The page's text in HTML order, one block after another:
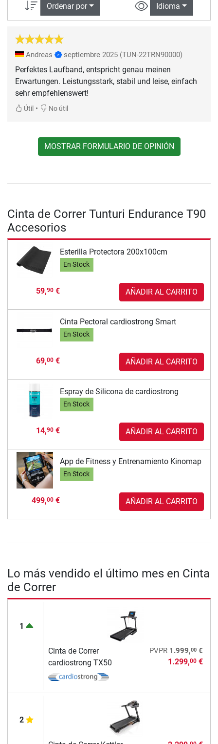
Ordenar por Idioma
Andreas septiembre 2025 (TUN-22TRN90000)
Perfektes Laufband, entspricht genau meinen
Erwartungen. Leistungsstark, stabil und leise, einfach
sehr empfehlenswert!
Útil • No útil
MOSTRAR FORMULARIO DE OPINIÓN
Cinta de Correr Tunturi Endurance T90
Accesorios
Esterilla Protectora 200x100cm
En Stock
59,90€ AÑADIR AL CARRITO
Cinta Pectoral cardiostrong Smart
En Stock
69,00€ AÑADIR AL CARRITO
Espray de Silicona de cardiostrong
En Stock
14,90€ AÑADIR AL CARRITO
App de Fitness y Entrenamiento Kinomap
En Stock
499,00€ AÑADIR AL CARRITO
Lo más vendido el último mes en Cinta
de Correr
1
Cinta de Correr
cardiostrong TX50
PVPR 1.999,00€
1.299,00€
2